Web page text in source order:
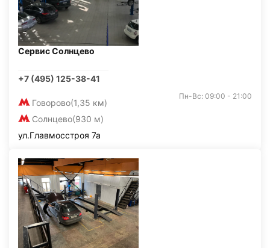
Сервис Солнцево
+7 (495) 125-38-41
Говорово(1,35 км)
Солнцево(930 м)
Пн-Вс: 09:00 - 21:00
ул.Главмосстроя 7а